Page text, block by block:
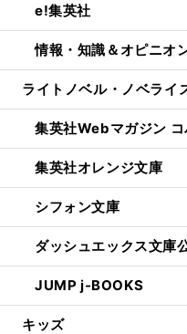
e!集英社
情報・知識＆オピニオ
ライトノベル・ノベライ
集英社Webマガジン コ
集英社オレンジ文庫
シフォン文庫
ダッシュエックス文庫
JUMP j-BOOKS
キッズ